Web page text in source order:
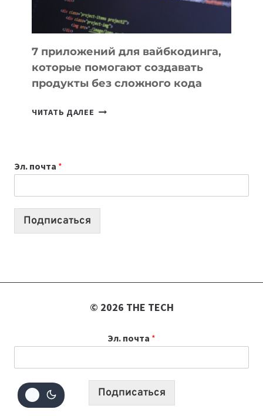
7 приложений для вайбкодинга,
которые помогают создавать
продукты без сложного кода
ЧИТАТЬ ДАЛЕЕ
СОЗДАВАТЬ
ПРОДУКТЫ
Эл. почта *
Подписаться
© 2026 THE TECH
Эл. почта *
Подписаться